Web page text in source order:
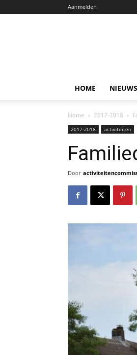
Aanmelden
HOME NIEUWS
Home 2017-2018
2017-2018 activiteiten
Door